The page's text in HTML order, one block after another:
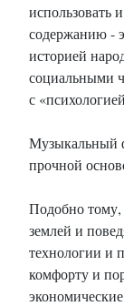
использовать
содержанию -
историей
социальными
с
Музыкальный
прочной
Подобно тому,
землей и
технологии и
комфорту и